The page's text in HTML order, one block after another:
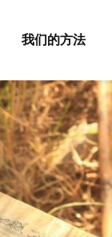
我们的方法